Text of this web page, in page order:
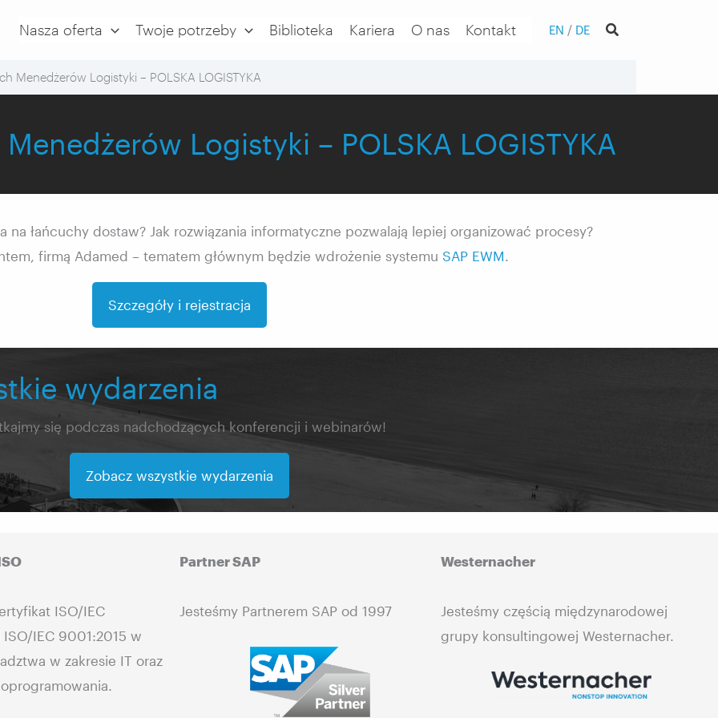
Nasza oferta Twoje potrzeby Biblioteka Kariera O nas Kontakt EN / DE
Menedżerów Logistyki – POLSKA LOGISTYKA
Logistyki – POLSKA LOGISTYKA
na łańcuchy dostaw? Jak rozwiązania informatyczne pozwalają lepiej organizować procesy?
firmą Adamed – tematem głównym będzie wdrożenie systemu SAP EWM
Szczegóły i rejestracja
wydarzenia
się podczas nadchodzących konferencji i webinarów!
Zobacz wszystkie wydarzenia
ISO/IEC
ISO/IEC 9001:2015 w
w zakresie IT oraz
Partner SAP
Jesteśmy Partnerem SAP od 1997
Westernacher
Jesteśmy częścią międzynarodowej
grupy konsultingowej Westernacher.